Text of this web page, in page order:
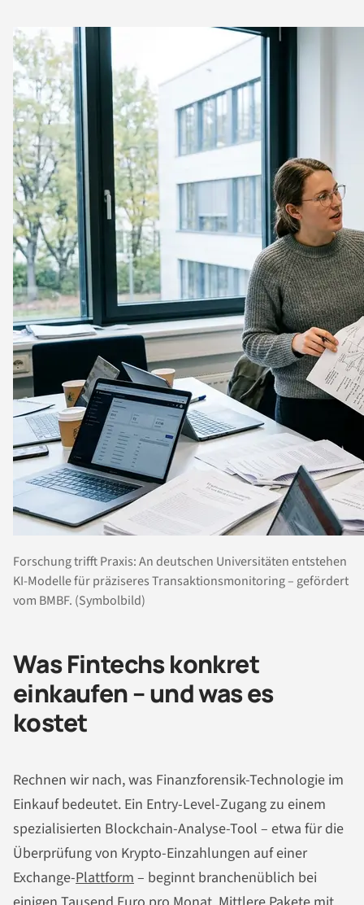
Forschung trifft Praxis: An deutschen Universitäten entstehen
KI-Modelle für präziseres Transaktionsmonitoring – gefördert
vom BMBF. (Symbolbild)
Was Fintechs konkret
einkaufen – und was es
kostet
Rechnen wir nach, was Finanzforensik-Technologie im
Einkauf bedeutet. Ein Entry-Level-Zugang zu einem
spezialisierten Blockchain-Analyse-Tool – etwa für die
Überprüfung von Krypto-Einzahlungen auf einer
Exchange-Plattform – beginnt branchenüblich bei